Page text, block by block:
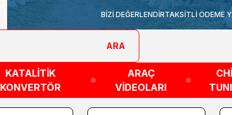
BİZİ DEĞERLENDİRTAKSİTLİ ÖDEME
ARA
KATALİTİK
KONVERTÖR
ARAÇ
VİDEOLARI